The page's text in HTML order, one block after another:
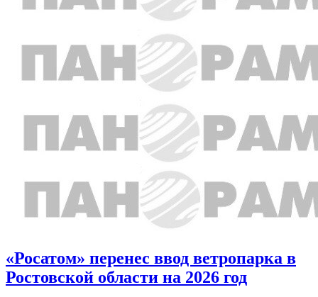
«Росатом» перенес ввод ветропарка в
Ростовской области на 2026 год